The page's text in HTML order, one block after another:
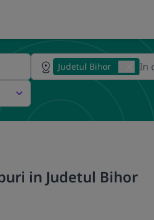
Judetul Bihor
in Judetul Bihor